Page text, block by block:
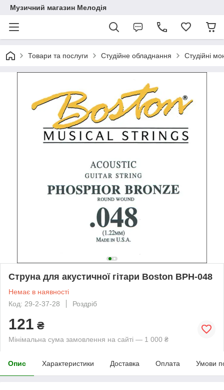
Музичний магазин Мелодія
Товари та послуги Студійне обладнання Студійні
Струна для акустичної гітари Boston BPH-048
Немає в наявності
Код: 29-2-37-28
Роздріб
121 ₴
Мінімальна сума замовлення на сайті — 1 000 ₴
Опис Характеристики Доставка Оплата Умови